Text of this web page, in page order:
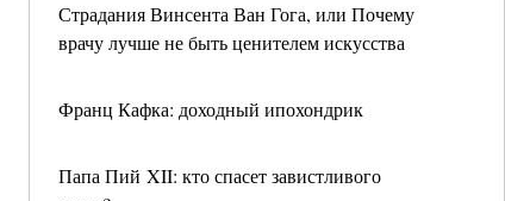
Страдания Винсента Ван Гога, или Почему
врачу лучше не быть ценителем искусства
Франц Кафка: доходный ипохондрик
Папа Пий XII: кто спасет завистливого